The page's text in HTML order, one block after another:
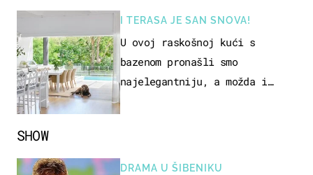
SHOW
DRAMA U ŠIBENIKU
I TERASA JE SAN SNOVA!
U ovoj raskošnoj kući s
bazenom pronašli smo
najelegantniju, a možda i